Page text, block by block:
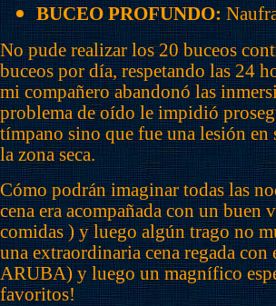
BUCEO PROFUNDO:
No pude realizar los 20 buceos
buceos por día, respetando las 24
mi compañero abandonó las
problema de oído le impidió
tímpano sino que fue una lesión
la zona seca.
Cómo podrán imaginar todas las
cena era acompañada con un
comidas ) y luego algún trago no
una extraordinaria cena regada
ARUBA) y luego un magnífico
favoritos!